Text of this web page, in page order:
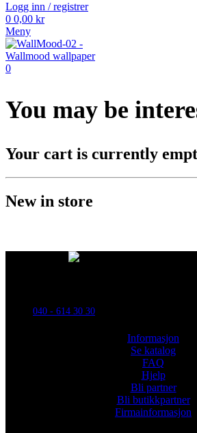
Logg inn / registrer
0 0,00 kr
Meny
0
You may be
Your cart is currently
New in store
040 - 614 30 30
Informasjon
Se katalog
FAQ
Hjelp
Bli partner
Bli butikkpartner
Firmainformasjon